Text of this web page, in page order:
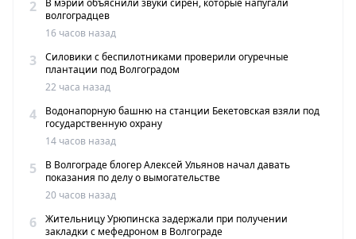
2
В мэрии объяснили звуки сирен, которые напугали
волгоградцев
16 часов назад
3
Силовики с беспилотниками проверили огуречные
плантации под Волгоградом
22 часа назад
4
Водонапорную башню на станции Бекетовская взяли под
государственную охрану
14 часов назад
5
В Волгограде блогер Алексей Ульянов начал давать
показания по делу о вымогательстве
20 часов назад
6
Жительницу Урюпинска задержали при получении
закладки с мефедроном в Волгограде